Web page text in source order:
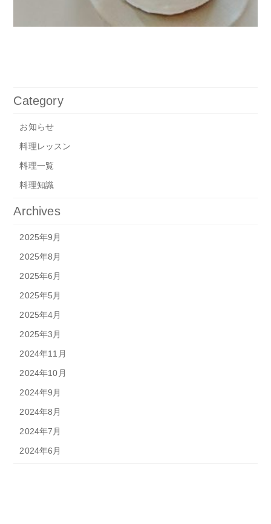
Category
お知らせ
料理レッスン
料理一覧
料理知識
Archives
2025年9月
2025年8月
2025年6月
2025年5月
2025年4月
2025年3月
2024年11月
2024年10月
2024年9月
2024年8月
2024年7月
2024年6月